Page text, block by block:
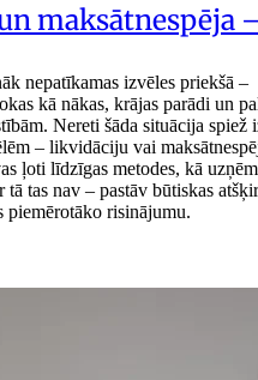
maksātnespēja
nepatīkamas izvēles priekšā –
kā nākas, krājas parādi un
Nereti šāda situācija spiež
– likvidāciju vai
ļoti līdzīgas metodes, kā
tā tas nav – pastāv būtiskas
piemērotāko risinājumu.